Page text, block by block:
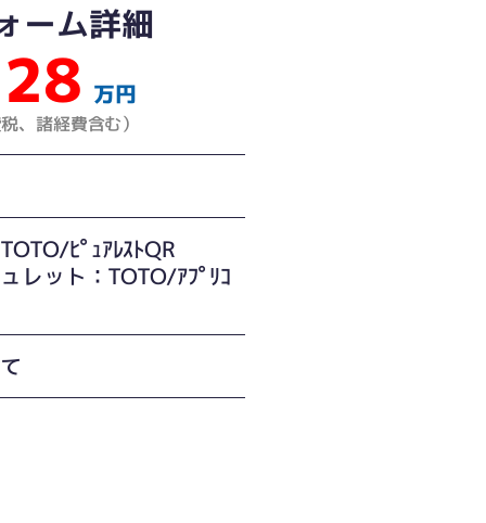
ーム詳細
28 万円
、諸経費含む）
ﾋﾟｭｱﾚｽﾄQR
レット：TOTO/ｱﾌﾟﾘｺ